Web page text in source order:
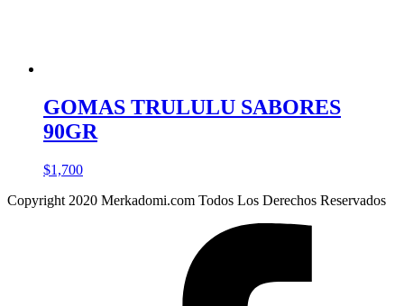
GOMAS TRULULU SABORES
90GR
$1,700
Copyright 2020 Merkadomi.com Todos Los Derechos Reservados